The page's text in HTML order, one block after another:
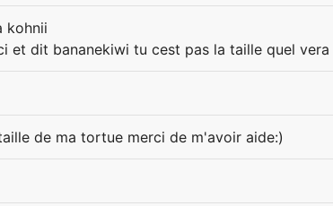
kohnii
et dit bananekiwi tu cest pas la taille quel vera
de ma tortue merci de m'avoir aide:)